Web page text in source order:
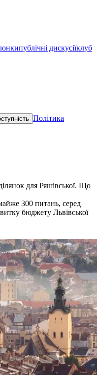
публічні дискусіїклуб
Політика
для Ряшівської. Що
300 питань, серед
бюджету Львівської